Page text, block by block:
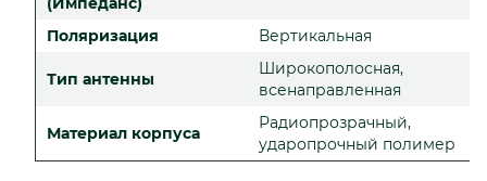
Поляризация Вертикальная
Тип антенны
Широкополосная,
всенаправленная
Материал корпуса
Радиопрозрачный,
ударопрочный полимер